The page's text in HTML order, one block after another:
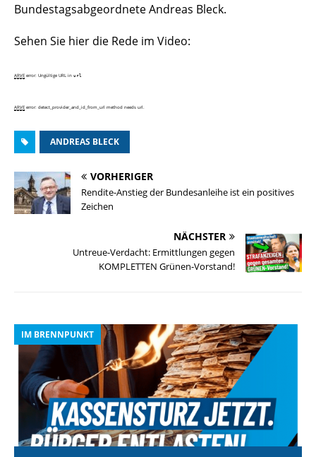
Bundestagsabgeordnete Andreas Bleck.
Sehen Sie hier die Rede im Video:
ARVE error: Ungültige URL in url
ARVE error: detect_provider_and_id_from_url method needs url.
ANDREAS BLECK
VORHERIGER
Rendite-Anstieg der Bundesanleihe ist ein positives
Zeichen
NÄCHSTER
Untreue-Verdacht: Ermittlungen gegen
KOMPLETTEN Grünen-Vorstand!
IM BRENNPUNKT